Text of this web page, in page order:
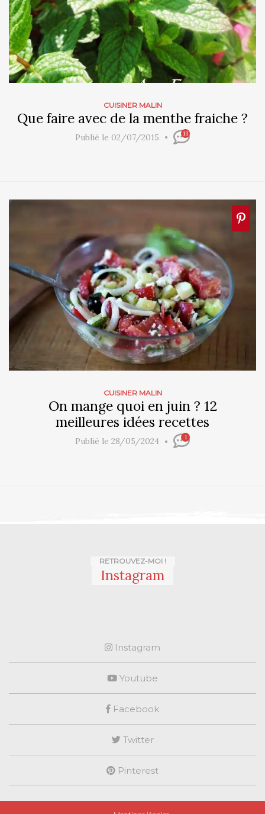
CUISINER MALIN
Que faire avec de la menthe fraiche ?
Publié le 02/07/2015 13
CUISINER MALIN
On mange quoi en juin ? 12
meilleures idées recettes
Publié le 28/05/2024 1
RETROUVEZ-MOI !
Instagram
Instagram
Youtube
Facebook
Twitter
Pinterest